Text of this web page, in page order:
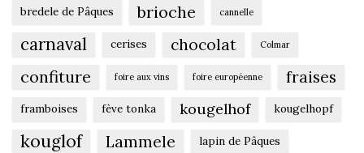
bredele de Pâques brioche cannelle
carnaval cerises chocolat Colmar
confiture foire aux vins foire européenne fraises
framboises fève tonka kougelhof kougelhopf
kouglof Lammele lapin de Pâques